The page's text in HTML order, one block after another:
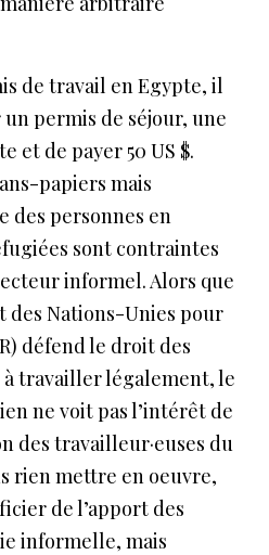
de travail en Egypte, il
un permis de séjour, une
et de payer 50 US $.
papiers mais
des personnes en
sont contraintes
informel. Alors que
des Nations-Unies pour
défend le droit des
travailler légalement, le
ne voit pas l’intérêt de
des travailleur·euses du
rien mettre en oeuvre,
de l’apport des
informelle, mais